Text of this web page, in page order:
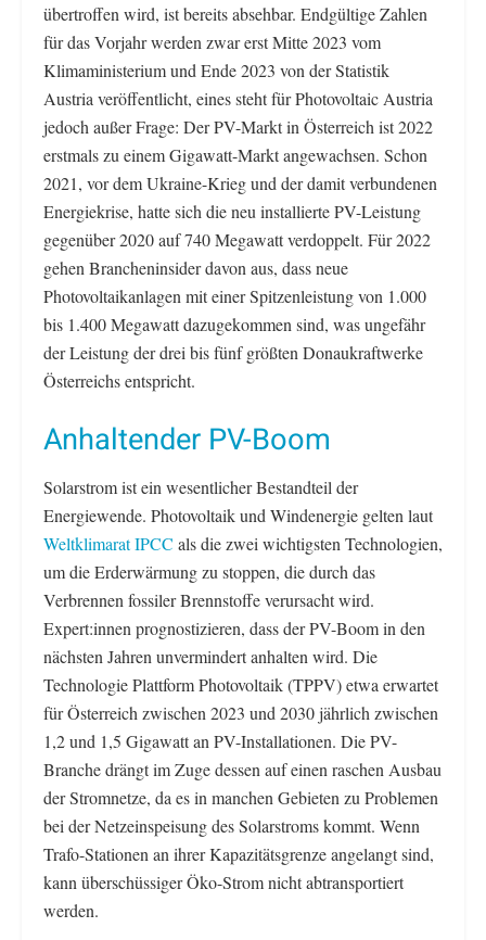
übertroffen wird, ist bereits absehbar. Endgültige Zahlen
für das Vorjahr werden zwar erst Mitte 2023 vom
Klimaministerium und Ende 2023 von der Statistik
Austria veröffentlicht, eines steht für Photovoltaic Austria
jedoch außer Frage: Der PV-Markt in Österreich ist 2022
erstmals zu einem Gigawatt-Markt angewachsen. Schon
2021, vor dem Ukraine-Krieg und der damit verbundenen
Energiekrise, hatte sich die neu installierte PV-Leistung
gegenüber 2020 auf 740 Megawatt verdoppelt. Für 2022
gehen Brancheninsider davon aus, dass neue
Photovoltaikanlagen mit einer Spitzenleistung von 1.000
bis 1.400 Megawatt dazugekommen sind, was ungefähr
der Leistung der drei bis fünf größten Donaukraftwerke
Österreichs entspricht.
Anhaltender PV-Boom
Solarstrom ist ein wesentlicher Bestandteil der
Energiewende. Photovoltaik und Windenergie gelten laut
Weltklimarat IPCC als die zwei wichtigsten Technologien,
um die Erderwärmung zu stoppen, die durch das
Verbrennen fossiler Brennstoffe verursacht wird.
Expert:innen prognostizieren, dass der PV-Boom in den
nächsten Jahren unvermindert anhalten wird. Die
Technologie Plattform Photovoltaik (TPPV) etwa erwartet
für Österreich zwischen 2023 und 2030 jährlich zwischen
1,2 und 1,5 Gigawatt an PV-Installationen. Die PV-
Branche drängt im Zuge dessen auf einen raschen Ausbau
der Stromnetze, da es in manchen Gebieten zu Problemen
bei der Netzeinspeisung des Solarstroms kommt. Wenn
Trafo-Stationen an ihrer Kapazitätsgrenze angelangt sind,
kann überschüssiger Öko-Strom nicht abtransportiert
werden.